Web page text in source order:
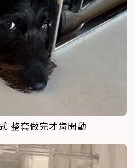
整套做完才肯開動